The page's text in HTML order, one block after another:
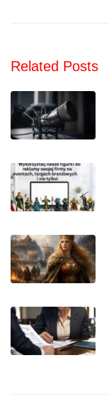
Related Posts